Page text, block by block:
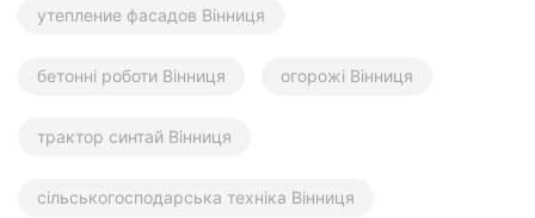
утепление фасадов Вінниця
бетонні роботи Вінниця огорожі Вінниця
трактор синтай Вінниця
сільськогосподарська техніка Вінниця